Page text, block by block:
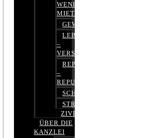
WENIGER
MIETE
GEWERBERECHT
LEBENSVERSICHERUNG
–
VERSICHERUNGSRECHT
REPUTATIONSRECHT
–
REPUTATIONSMANAGEMENT
SCHUFARECHT
STRAFRECHT
ZIVILRECHT
ÜBER DIE
KANZLEI